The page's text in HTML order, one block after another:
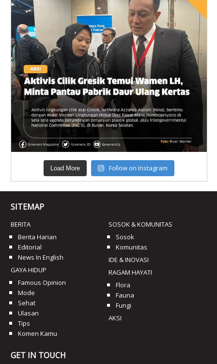
Load More Follow on Instagram
SITEMAP
BERITA
Berita Harian
Editorial
News In English
GAYA HIDUP
Famous Opinion
Mode
Sehat
Ulasan
Tips
Komen Kamu
SOSOK & KOMUNITAS
Sosok
Komunitas
IDE & INOVASI
RAGAM HAYATI
Flora
Fauna
Fungi
AKSI
GET IN TOUCH